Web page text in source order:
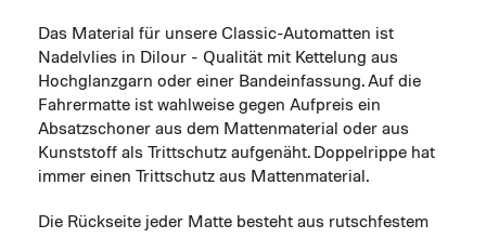
Das Material für unsere Classic-Automatten ist
Nadelvlies in Dilour - Qualität mit Kettelung aus
Hochglanzgarn oder einer Bandeinfassung. Auf die
Fahrermatte ist wahlweise gegen Aufpreis ein
Absatzschoner aus dem Mattenmaterial oder aus
Kunststoff als Trittschutz aufgenäht. Doppelrippe hat
immer einen Trittschutz aus Mattenmaterial.
Die Rückseite jeder Matte besteht aus rutschfestem